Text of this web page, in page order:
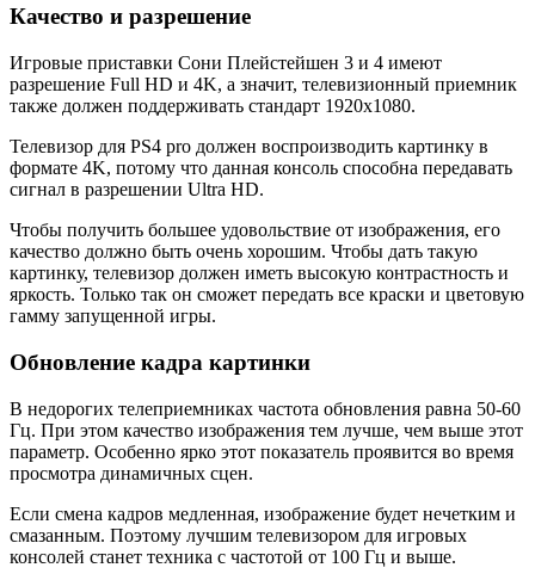
Качество и разрешение
Игровые приставки Сони Плейстейшен 3 и 4 имеют
разрешение Full HD и 4K, а значит, телевизионный приемник
также должен поддерживать стандарт 1920х1080.
Телевизор для PS4 pro должен воспроизводить картинку в
формате 4K, потому что данная консоль способна передавать
сигнал в разрешении Ultra HD.
Чтобы получить большее удовольствие от изображения, его
качество должно быть очень хорошим. Чтобы дать такую
картинку, телевизор должен иметь высокую контрастность и
яркость. Только так он сможет передать все краски и цветовую
гамму запущенной игры.
Обновление кадра картинки
В недорогих телеприемниках частота обновления равна 50-60
Гц. При этом качество изображения тем лучше, чем выше этот
параметр. Особенно ярко этот показатель проявится во время
просмотра динамичных сцен.
Если смена кадров медленная, изображение будет нечетким и
смазанным. Поэтому лучшим телевизором для игровых
консолей станет техника с частотой от 100 Гц и выше.